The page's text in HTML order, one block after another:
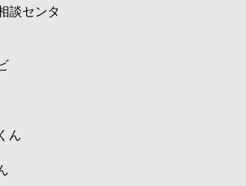
談センタ
ん